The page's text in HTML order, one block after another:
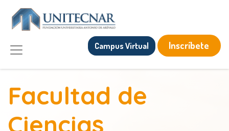
Campus Virtual Inscríbete
Facultad de
Ciencias